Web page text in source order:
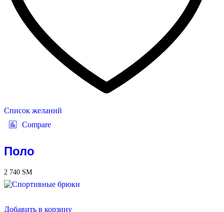
Список желаний
Compare
Поло
2 740 ЅМ
Добавить в корзину